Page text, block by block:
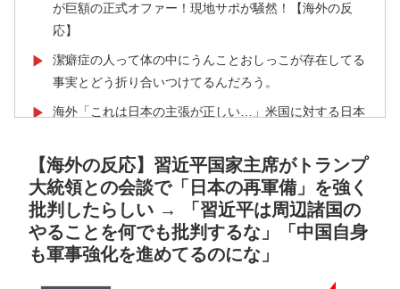
が巨額の正式オファー！現地サポが騒然！【海外の反
応】
▶
潔癖症の人って体の中にうんことおしっこが存在してる
事実とどう折り合いつけてるんだろう。
▶
海外「これは日本の主張が正しい…」米国に対する日本
応】
▶ 日本からの「海外送金が最も多い国ランキング」2位は
インドネシア、1位は？【タイ人の反応】
▶ 【海外の反応】52歳イチロー、マ軍主催のホームラン競
争で柵越えを連発「現役時代の噂は本当だったんだ
【海外の反応】習近平国家主席がトランプ
大統領との会談で「日本の再軍備」を強く
批判したらしい → 「習近平は周辺諸国の
やることを何でも批判するな」「中国自身
も軍事強化を進めてるのにな」